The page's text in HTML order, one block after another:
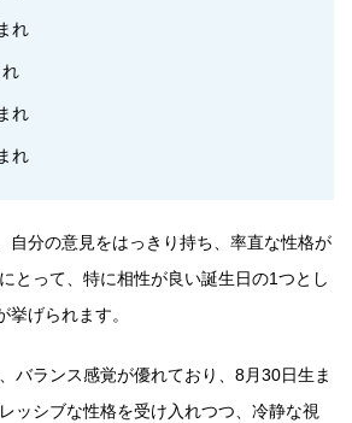
れ
れ
れ
自分の意見をはっきり持ち、率直な性格が
とって、特に相性が良い誕生日の1つとし
げられます。
バランス感覚が優れており、8月30日生ま
ッシブな性格を受け入れつつ、冷静な視